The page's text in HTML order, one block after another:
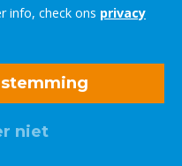
info, check ons privacy
niet